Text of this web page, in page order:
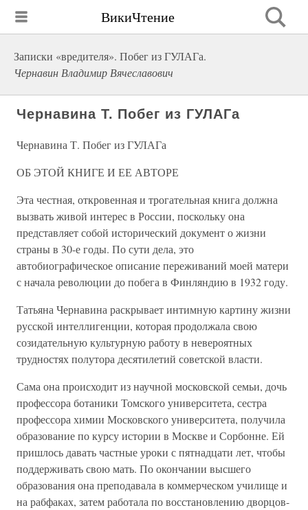
ВикиЧтение
Записки «вредителя». Побег из ГУЛАГа.
Чернавин Владимир Вячеславович
Чернавина Т. Побег из ГУЛАГа
Чернавина Т. Побег из ГУЛАГа
ОБ ЭТОЙ КНИГЕ И ЕЕ АВТОРЕ
Эта честная, откровенная и трогательная книга должна
вызвать живой интерес в России, поскольку она
представляет собой исторический документ о жизни
страны в 30-е годы. По сути дела, это
автобиографическое описание переживаний моей матери
с начала революции до побега в Финляндию в 1932 году.
Татьяна Чернавина раскрывает интимную картину жизни
русской интеллигенции, которая продолжала свою
созидательную культурную работу в невероятных
трудностях полутора десятилетий советской власти.
Сама она происходит из научной московской семьи, дочь
профессора ботаники Томского университета, сестра
профессора химии Московского университета, получила
образование по курсу истории в Москве и Сорбонне. Ей
пришлось давать частные уроки с пятнадцати лет, чтобы
поддерживать свою мать. По окончании высшего
образования она преподавала в коммерческом училище и
на рабфаках, затем работала по восстановлению дворцов-